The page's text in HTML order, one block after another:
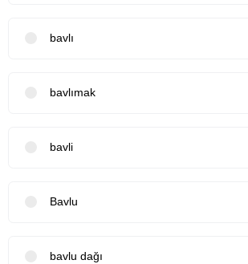
bavlı
bavlımak
bavli
Bavlu
bavlu dağı